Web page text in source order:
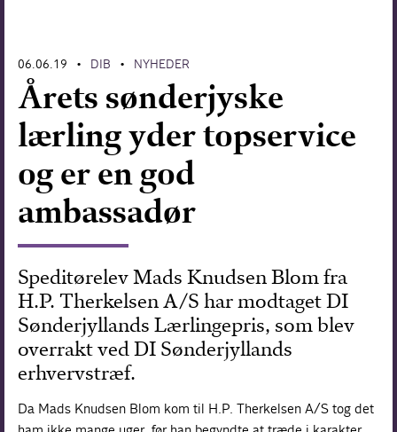
06.06.19 • DIB • NYHEDER
Årets sønderjyske
lærling yder topservice
og er en god
ambassadør
Speditørelev Mads Knudsen Blom fra
H.P. Therkelsen A/S har modtaget DI
Sønderjyllands Lærlingepris, som blev
overrakt ved DI Sønderjyllands
erhvervstræf.
Da Mads Knudsen Blom kom til H.P. Therkelsen A/S tog det